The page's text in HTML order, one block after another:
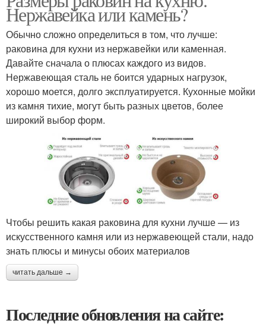
Нержавейка или камень?
Обычно сложно определиться в том, что лучше:
раковина для кухни из нержавейки или каменная.
Давайте сначала о плюсах каждого из видов.
Нержавеющая сталь не боится ударных нагрузок,
хорошо моется, долго эксплуатируется. Кухонные мойки
из камня тихие, могут быть разных цветов, более
широкий выбор форм.
Чтобы решить какая раковина для кухни лучше — из
искусственного камня или из нержавеющей стали, надо
знать плюсы и минусы обоих материалов
читать дальше →
Последние обновления на сайте: